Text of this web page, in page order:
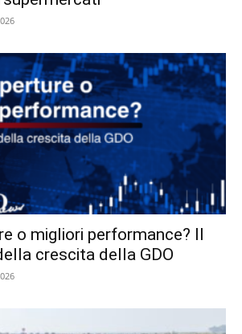
o migliori performance? Il
crescita della GDO